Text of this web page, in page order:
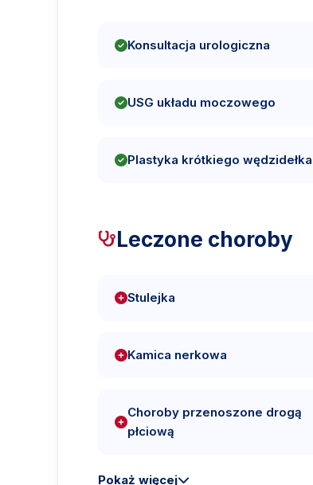
Konsultacja urologiczna
USG układu moczowego
Plastyka krótkiego wędzidełka
Leczone choroby
Stulejka
Kamica nerkowa
Choroby przenoszone drogą
płciową
Pokaż więcej